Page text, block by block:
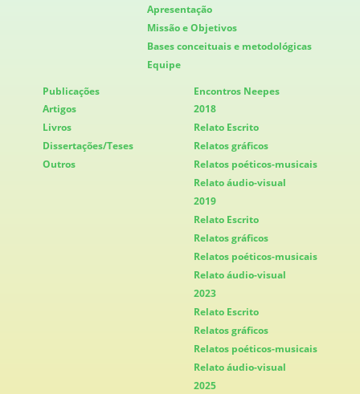
Apresentação
Missão e Objetivos
Bases conceituais e metodológicas
Equipe
Publicações
Artigos
Livros
Dissertações/Teses
Outros
Encontros Neepes
2018
Relato Escrito
Relatos gráficos
Relatos poéticos-musicais
Relato áudio-visual
2019
Relato Escrito
Relatos gráficos
Relatos poéticos-musicais
Relato áudio-visual
2023
Relato Escrito
Relatos gráficos
Relatos poéticos-musicais
Relato áudio-visual
2025